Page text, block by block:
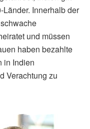
Innerhalb der
und müssen
haben bezahlte
in Indien
Verachtung zu